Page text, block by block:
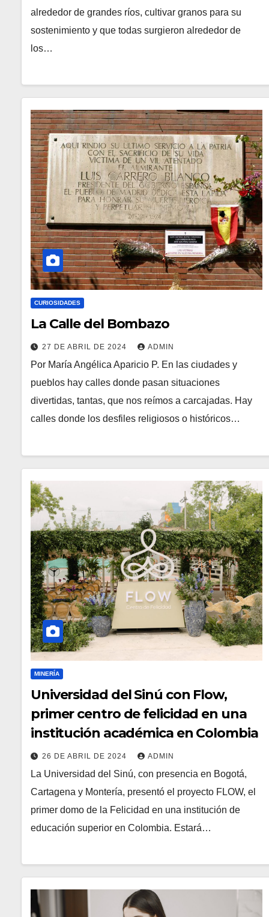
alrededor de grandes ríos, cultivar granos para su
sostenimiento y que todas surgieron alrededor de
los…
CURIOSIDADES
La Calle del Bombazo
27 DE ABRIL DE 2024 ADMIN
Por María Angélica Aparicio P. En las ciudades y
pueblos hay calles donde pasan situaciones
divertidas, tantas, que nos reímos a carcajadas. Hay
calles donde los desfiles religiosos o históricos…
MINERÍA
Universidad del Sinú con Flow,
primer centro de felicidad en una
institución académica en Colombia
26 DE ABRIL DE 2024 ADMIN
La Universidad del Sinú, con presencia en Bogotá,
Cartagena y Montería, presentó el proyecto FLOW, el
primer domo de la Felicidad en una institución de
educación superior en Colombia. Estará…